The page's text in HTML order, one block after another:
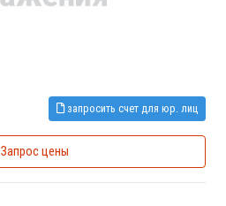
запросить счет для юр. лиц
Запрос цены